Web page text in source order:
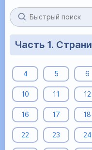
Часть 1.
4 5 6
10 11 12
16 17 18
22 23 24